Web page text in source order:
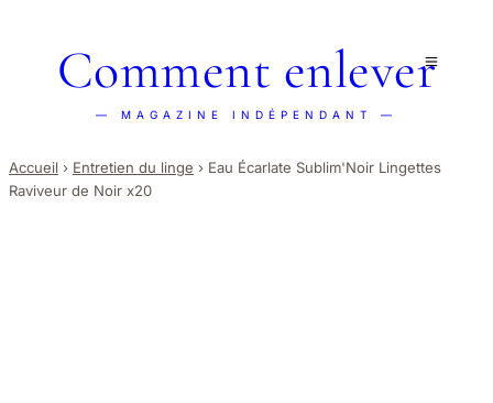
Comment enlever
— MAGAZINE INDÉPENDANT —
Accueil › Entretien du linge › Eau Écarlate Sublim'Noir Lingettes
Raviveur de Noir x20